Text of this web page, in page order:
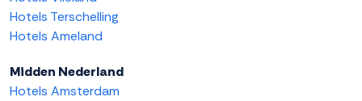
Hotels Terschelling
Hotels Ameland
Midden Nederland
Hotels Amsterdam